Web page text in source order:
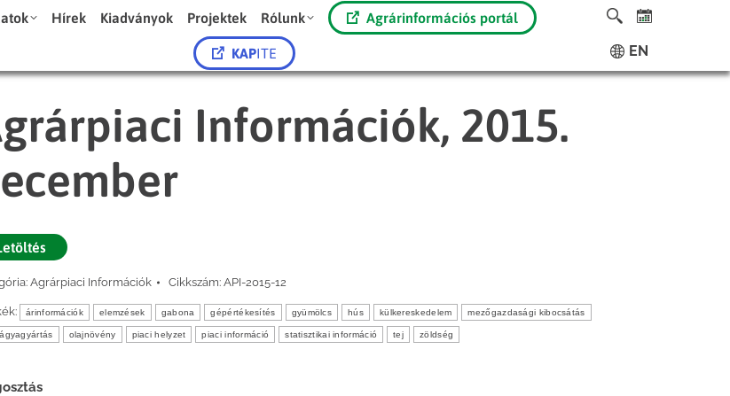
Hírek Kiadványok Projektek Rólunk Agrárinformációs portál
KAPITE EN
Információk, 2015.
Agrárpiaci Információk Cikkszám: API-2015-12
árinformációk elemzések gabona gépértékesítés gyümölcs hús külkereskedelem mezőgazdasági kibocsátás
olajnövény piaci helyzet piaci információ statisztikai információ tej zöldség